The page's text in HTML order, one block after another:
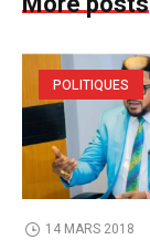
POLITIQUES
14 MARS 2018